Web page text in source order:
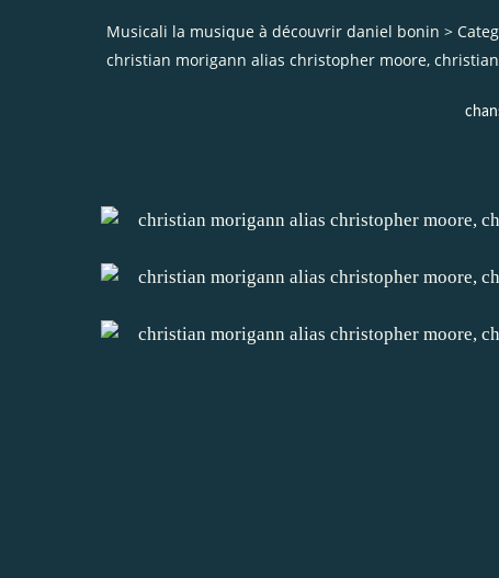
Musicali la musique à découvrir daniel bonin >
christian morigann alias christopher moore,